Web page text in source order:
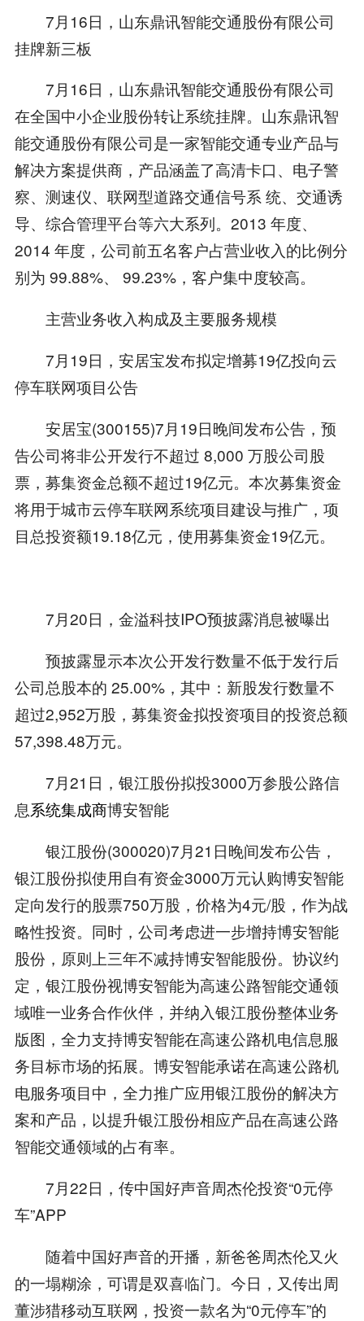
7月16日，山东鼎讯智能交通股份有限公司
挂牌新三板
7月16日，山东鼎讯智能交通股份有限公司
在全国中小企业股份转让系统挂牌。山东鼎讯智
能交通股份有限公司是一家智能交通专业产品与
解决方案提供商，产品涵盖了高清卡口、电子警
察、测速仪、联网型道路交通信号系 统、交通诱
导、综合管理平台等六大系列。2013 年度、
2014 年度，公司前五名客户占营业收入的比例分
别为 99.88%、 99.23%，客户集中度较高。
主营业务收入构成及主要服务规模
7月19日，安居宝发布拟定增募19亿投向云
停车联网项目公告
安居宝(300155)7月19日晚间发布公告，预
告公司将非公开发行不超过 8,000 万股公司股
票，募集资金总额不超过19亿元。本次募集资金
将用于城市云停车联网系统项目建设与推广，项
目总投资额19.18亿元，使用募集资金19亿元。
7月20日，金溢科技IPO预披露消息被曝出
预披露显示本次公开发行数量不低于发行后
公司总股本的 25.00%，其中：新股发行数量不
超过2,952万股，募集资金拟投资项目的投资总额
57,398.48万元。
7月21日，银江股份拟投3000万参股公路信
息系统集成商博安智能
银江股份(300020)7月21日晚间发布公告，
银江股份拟使用自有资金3000万元认购博安智能
定向发行的股票750万股，价格为4元/股，作为战
略性投资。同时，公司考虑进一步增持博安智能
股份，原则上三年不减持博安智能股份。协议约
定，银江股份视博安智能为高速公路智能交通领
域唯一业务合作伙伴，并纳入银江股份整体业务
版图，全力支持博安智能在高速公路机电信息服
务目标市场的拓展。博安智能承诺在高速公路机
电服务项目中，全力推广应用银江股份的解决方
案和产品，以提升银江股份相应产品在高速公路
智能交通领域的占有率。
7月22日，传中国好声音周杰伦投资“0元停
车”APP
随着中国好声音的开播，新爸爸周杰伦又火
的一塌糊涂，可谓是双喜临门。今日，又传出周
董涉猎移动互联网，投资一款名为“0元停车”的